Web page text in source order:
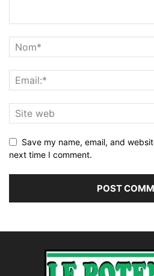
Save my name, email, and
next time I comment.